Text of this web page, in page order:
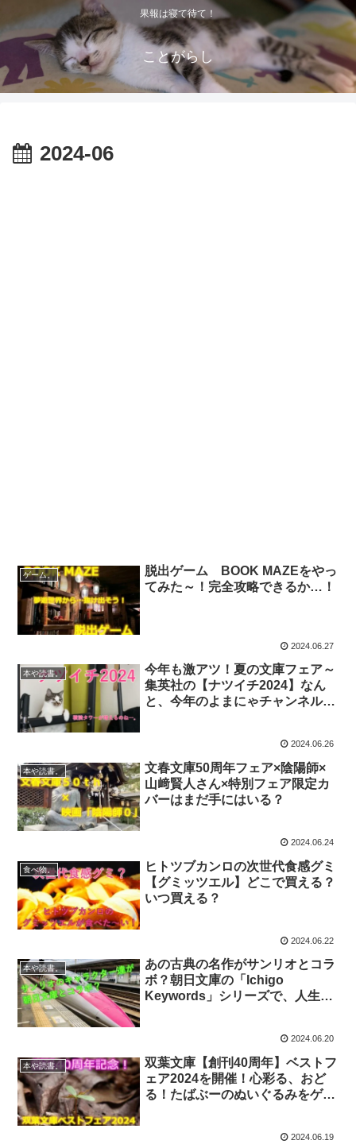
果報は寝て待て！
ことがらし
2024-06
ゲーム。
脱出ゲーム BOOK MAZEをやっ
てみた～！完全攻略できるか…！
2024.06.27
本や読書。
今年も激アツ！夏の文庫フェア～
集英社の【ナツイチ2024】なん
と、今年のよまにゃチャンネルに
2024.06.26
本や読書。
文春文庫50周年フェア×陰陽師×
山﨑賢人さん×特別フェア限定カ
バーはまだ手にはいる？
2024.06.24
食べ物。
ヒトツブカンロの次世代食感グミ
【グミッツエル】どこで買える？
いつ買える？
2024.06.22
本や読書。
あの古典の名作がサンリオとコラ
ボ？朝日文庫の「Ichigo
Keywords」シリーズで、人生を
2024.06.20
本や読書。
双葉文庫【創刊40周年】ベストフ
ェア2024を開催！心彩る、おど
る！たばぶーのぬいぐるみをゲッ
2024.06.19